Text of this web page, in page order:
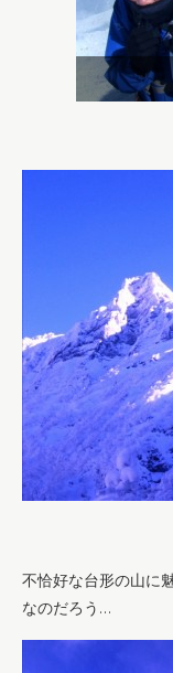
不恰好な台形の山に
なのだろう…